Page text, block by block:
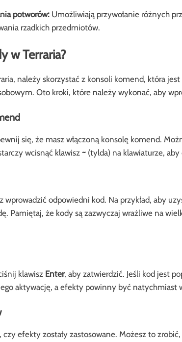
potworów:Umożliwiają przywołanie różnych
rzadkich przedmiotów.
w Terraria?
należy skorzystać z konsoli komend, która
Oto kroki, które należy wykonać, aby
się, że masz włączoną konsolę komend.
wcisnąć klawisz ~ (tylda) na klawiaturze,
wprowadzić odpowiedni kod. Na przykład, aby
Pamiętaj, że kody są zazwyczaj wrażliwe na
klawisz Enter, aby zatwierdzić. Jeśli kod jest
aktywację, a efekty powinny być natychmiast
czy efekty zostały zastosowane. Możesz to